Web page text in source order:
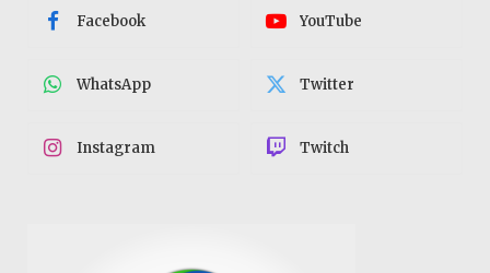
Facebook YouTube
WhatsApp Twitter
Instagram Twitch